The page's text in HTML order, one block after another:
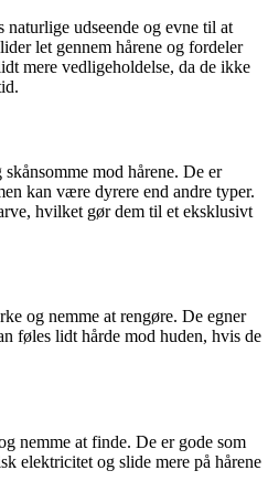
udseende og evne til at
let gennem hårene og fordeler
mere vedligeholdelse, da de ikke
mod hårene. De er
kan være dyrere end andre typer.
hvilket gør dem til et eksklusivt
og nemme at rengøre. De egner
føles lidt hårde mod huden, hvis de
nemme at finde. De er gode som
elektricitet og slide mere på hårene